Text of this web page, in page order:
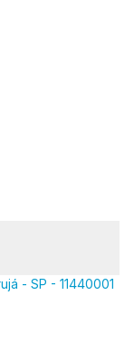
- SP - 11440001